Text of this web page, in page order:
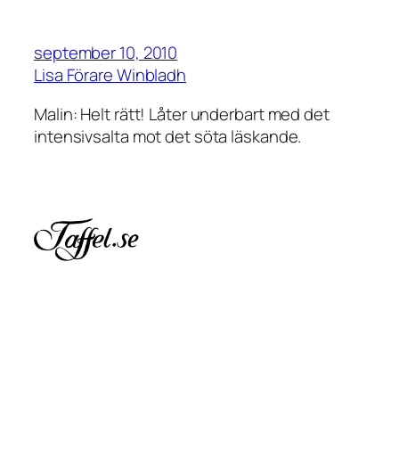
september 10, 2010
Lisa Förare Winbladh
Malin: Helt rätt! Låter underbart med det
intensivsalta mot det söta läskande.